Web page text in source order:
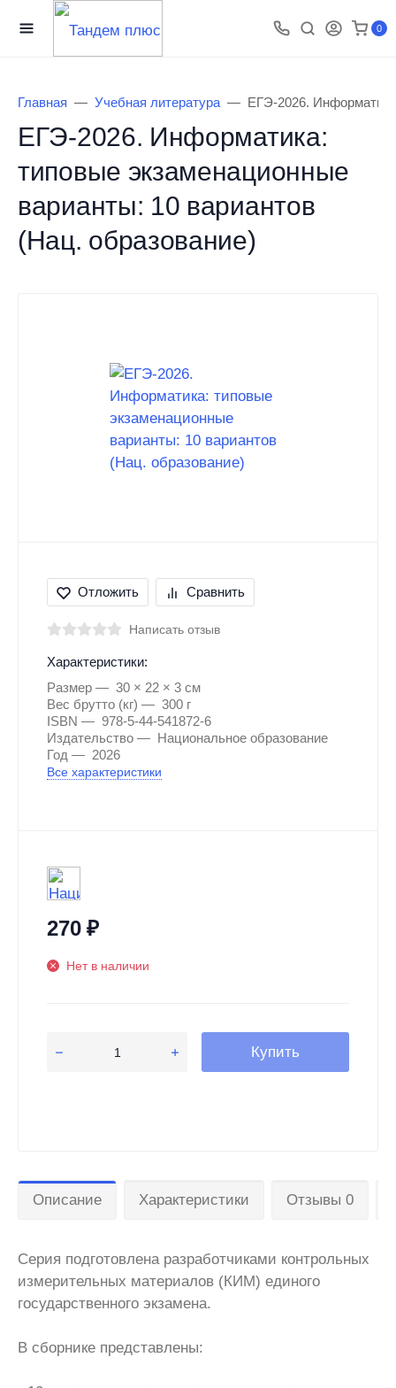
0
Главная Учебная литература ЕГЭ-2026.
ЕГЭ-2026. Информатика:
типовые экзаменационные
варианты: 10 вариантов
(Нац. образование)
Отложить Сравнить
Написать отзыв
Характеристики:
Размер
30 × 22 × 3 см
Вес брутто (кг)
300 г
ISBN
978-5-44-541872-6
Издательство
Национальное образование
Год
2026
Все характеристики
270₽
Нет в наличии
Купить
Описание Характеристики Отзывы 0
Серия подготовлена разработчиками контрольных
измерительных материалов (КИМ) единого
государственного экзамена.
В сборнике представлены: